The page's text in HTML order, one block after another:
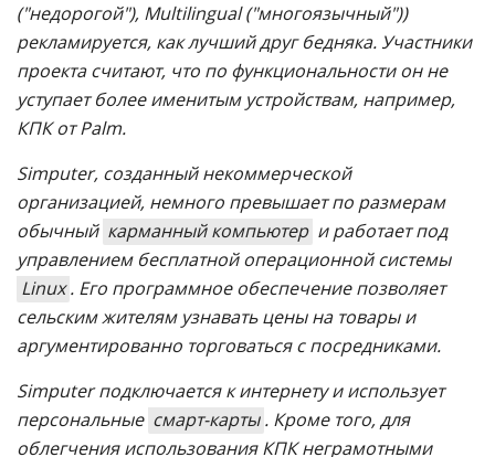
("недорогой"), Multilingual ("многоязычный"))
рекламируется, как лучший друг бедняка. Участники
проекта считают, что по функциональности он не
уступает более именитым устройствам, например,
КПК от Palm.
Simputer, созданный некоммерческой
организацией, немного превышает по размерам
обычный карманный компьютер и работает под
управлением бесплатной операционной системы
Linux . Его программное обеспечение позволяет
сельским жителям узнавать цены на товары и
аргументированно торговаться с посредниками.
Simputer подключается к интернету и использует
персональные смарт-карты . Кроме того, для
облегчения использования КПК неграмотными